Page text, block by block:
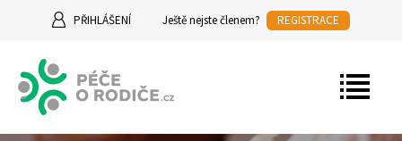
Jump to navigation
PŘIHLÁŠENÍ Ještě nejste členem? REGISTRACE